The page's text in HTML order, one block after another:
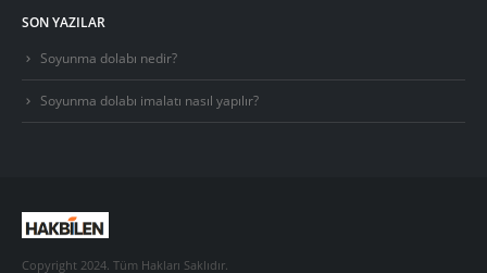
SON YAZILAR
Soyunma dolabı nedir?
Soyunma dolabı imalatı nasıl yapılır?
Copyright 2024. Tüm Hakları Saklıdır.